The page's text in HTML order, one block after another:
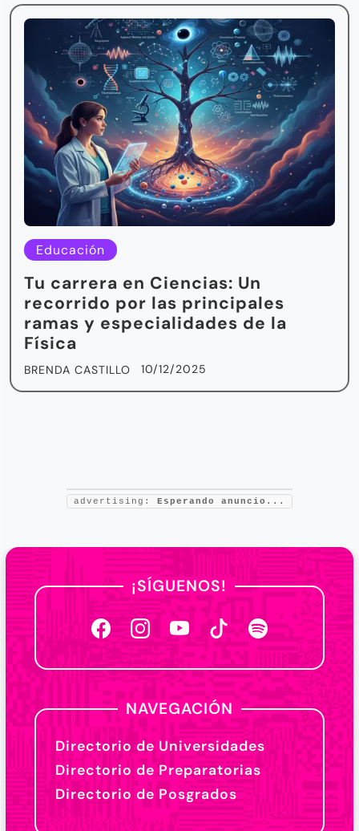
Educación
Tu carrera en Ciencias: Un
recorrido por las principales
ramas y especialidades de la
Física
BRENDA CASTILLO 10/12/2025
advertising: Esperando anuncio...
¡SÍGUENOS!
NAVEGACIÓN
Directorio de Universidades
Directorio de Preparatorias
Directorio de Posgrados